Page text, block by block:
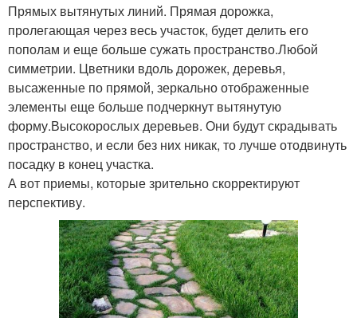
Прямых вытянутых линий. Прямая дорожка,
пролегающая через весь участок, будет делить его
пополам и еще больше сужать пространство.Любой
симметрии. Цветники вдоль дорожек, деревья,
высаженные по прямой, зеркально отображенные
элементы еще больше подчеркнут вытянутую
форму.Высокорослых деревьев. Они будут скрадывать
пространство, и если без них никак, то лучше отодвинуть
посадку в конец участка.
А вот приемы, которые зрительно скорректируют
перспективу.